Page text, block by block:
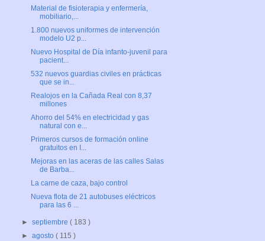
Material de fisioterapia y enfermería,
mobiliario,...
1.800 nuevos uniformes de intervención
modelo U2 p...
Nuevo Hospital de Día infanto-juvenil para
pacient...
532 nuevos guardias civiles en prácticas
que se in...
Realojos en la Cañada Real con 8,37
millones
Ahorro del 54% en electricidad y gas
natural con e...
Primeros cursos de formación online
gratuitos en I...
Mejoras en las aceras de las calles Salas
de Barba...
La carne de caza, bajo control
Nueva flota de 21 autobuses eléctricos
para las 6 ...
►septiembre( 183 )
►agosto( 115 )